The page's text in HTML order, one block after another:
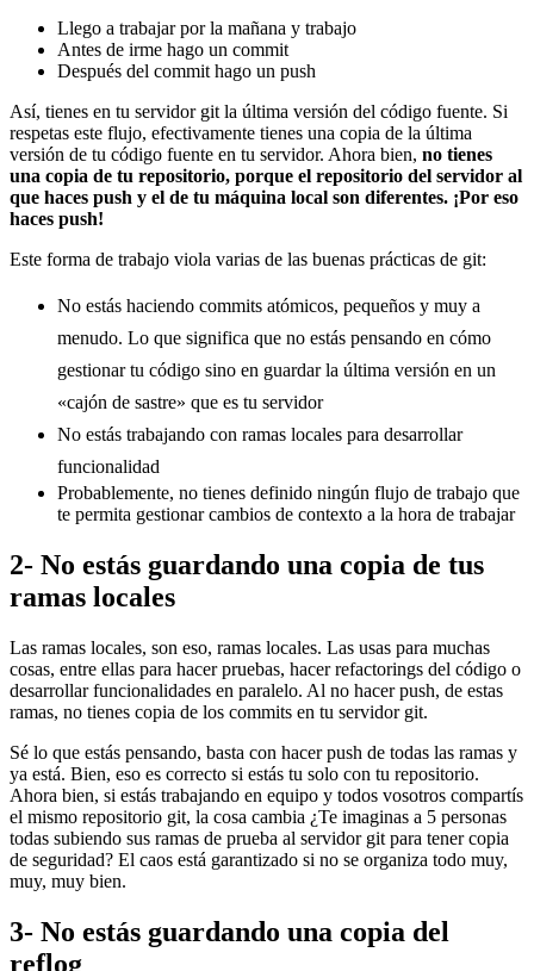
Llego a trabajar por la mañana y trabajo
Antes de irme hago un commit
Después del commit hago un push
Así, tienes en tu servidor git la última versión del código fuente. Si
respetas este flujo, efectivamente tienes una copia de la última
versión de tu código fuente en tu servidor. Ahora bien, no tienes
una copia de tu repositorio, porque el repositorio del servidor al
que haces push y el de tu máquina local son diferentes. ¡Por eso
haces push!
Este forma de trabajo viola varias de las buenas prácticas de git:
No estás haciendo commits atómicos, pequeños y muy a
menudo. Lo que significa que no estás pensando en cómo
gestionar tu código sino en guardar la última versión en un
«cajón de sastre» que es tu servidor
No estás trabajando con ramas locales para desarrollar
funcionalidad
Probablemente, no tienes definido ningún flujo de trabajo que
te permita gestionar cambios de contexto a la hora de trabajar
2- No estás guardando una copia de tus
ramas locales
Las ramas locales, son eso, ramas locales. Las usas para muchas
cosas, entre ellas para hacer pruebas, hacer refactorings del código o
desarrollar funcionalidades en paralelo. Al no hacer push, de estas
ramas, no tienes copia de los commits en tu servidor git.
Sé lo que estás pensando, basta con hacer push de todas las ramas y
ya está. Bien, eso es correcto si estás tu solo con tu repositorio.
Ahora bien, si estás trabajando en equipo y todos vosotros compartís
el mismo repositorio git, la cosa cambia ¿Te imaginas a 5 personas
todas subiendo sus ramas de prueba al servidor git para tener copia
de seguridad? El caos está garantizado si no se organiza todo muy,
muy, muy bien.
3- No estás guardando una copia del
reflog